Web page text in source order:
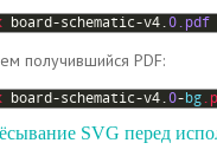
board-schematic-v4.0.pdf
получившийся PDF:
board-schematic-v4.0-bg
SVG перед